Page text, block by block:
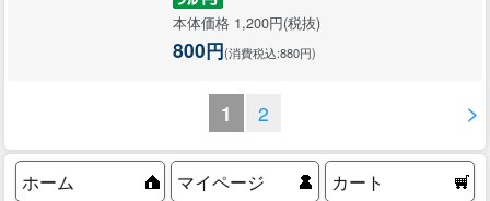
本体価格 1,200円(税抜)
800円(消費税込:880円)
>
1 2
ホーム マイページ カート